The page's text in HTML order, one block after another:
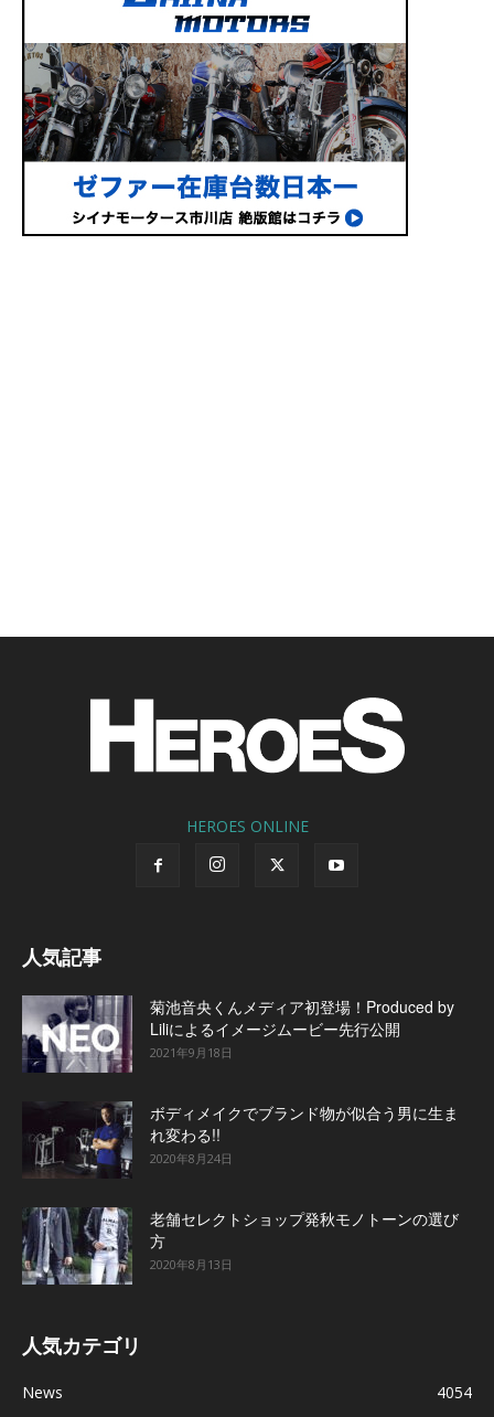
HEROES ONLINE
人気記事
菊池音央くんメディア初登場！Produced by
Liliによるイメージムービー先行公開
2021年9月18日
ボディメイクでブランド物が似合う男に生ま
れ変わる!!
2020年8月24日
老舗セレクトショップ発秋モノトーンの選び
方
2020年8月13日
人気カテゴリ
News
4054